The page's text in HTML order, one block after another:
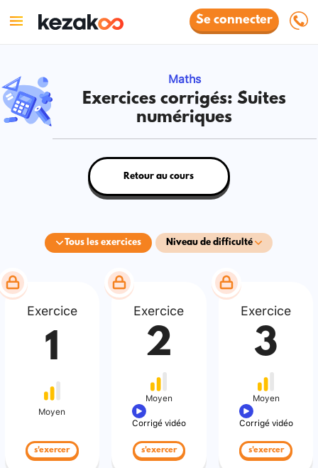
Se connecter
Maths
Exercices corrigés: Suites
numériques
Tous les exercices Niveau de difficulté
Retour au cours
Exercice
1
Moyen
s'exercer
Exercice
2
Moyen
Corrigé vidéo
s'exercer
Exercice
3
Moyen
Corrigé vidéo
s'exercer